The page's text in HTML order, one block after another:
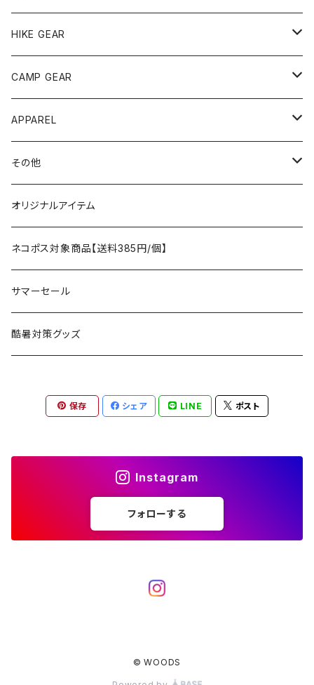
andwander
ANOBA
AO COOLERS
asobito
AS2OV
AXESQUIN
Ballistics
BEDROCK SANDALS
BROOKLYN WORKS
HIKE GEAR
テント、シェルター
バックパック
ポーチ／サコッシュ
ストレージ
パッキングアクセサリー
スリーピングギア
クッキングギア
カトラリー
ヘッドライト／ランタン
アクセサリー
CAMP GEAR
テント、タープ
テント、シェルター
タープ
スリーピングギア
寝袋
マット
アクセサリー
テーブル、チェア
テーブル
チェア
ランタン、ライト
燃料ランタン
LEDライト
焚火台／薪ストーブ
焚火台
七輪、グリル
暖房器具
ガスストーブ
湯たんぽ
斧、鉈
クッキングギア
バーナー／ストーブ
カトラリー
コンテナ、ギアケース
APPAREL
トップス
ボトムス
アンダーウェア
ハンドウェア
ヘッドギア
フットウェア
アクセサリー
その他
遊び
フィッシング
ラジコン
ケア用品
雑貨
アウトレット
オリジナルアイテム
ネコポス対象商品【送料385円/個】
サマーセール
酷暑対策グッズ
保存 シェア LINE ポスト
Instagram
フォローする
© WOODS